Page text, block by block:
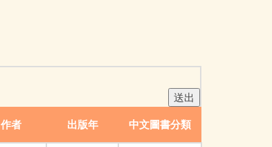
作者 出版年 中文圖書分類